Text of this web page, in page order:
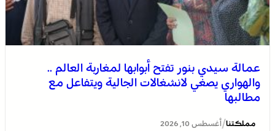
عمالة سيدي بنور تفتح أبوابها لمغاربة العالم ..
والهواري يصغي لانشغالات الجالية ويتفاعل مع
مطالبها
مملكتنا/أغسطس 10, 2026